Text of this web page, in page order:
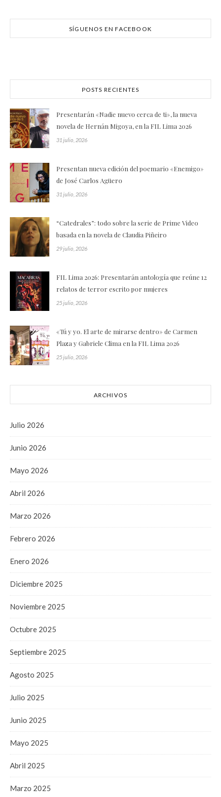
SÍGUENOS EN FACEBOOK
POSTS RECIENTES
Presentarán «Nadie nuevo cerca de ti», la nueva
novela de Hernán Migoya, en la FIL Lima 2026
31 julio, 2026
Presentan nueva edición del poemario «Enemigo»
de José Carlos Agüero
31 julio, 2026
“Catedrales”: todo sobre la serie de Prime Video
basada en la novela de Claudia Piñeiro
29 julio, 2026
FIL Lima 2026: Presentarán antología que reúne 12
relatos de terror escrito por mujeres
25 julio, 2026
«Tú y yo. El arte de mirarse dentro» de Carmen
Plaza y Gabriele Clima en la FIL Lima 2026
25 julio, 2026
ARCHIVOS
Julio 2026
Junio 2026
Mayo 2026
Abril 2026
Marzo 2026
Febrero 2026
Enero 2026
Diciembre 2025
Noviembre 2025
Octubre 2025
Septiembre 2025
Agosto 2025
Julio 2025
Junio 2025
Mayo 2025
Abril 2025
Marzo 2025